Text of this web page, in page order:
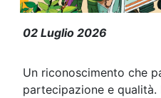
Il vetro che fa
02 Luglio 2026
Un riconoscimento che
partecipazione e qualità.